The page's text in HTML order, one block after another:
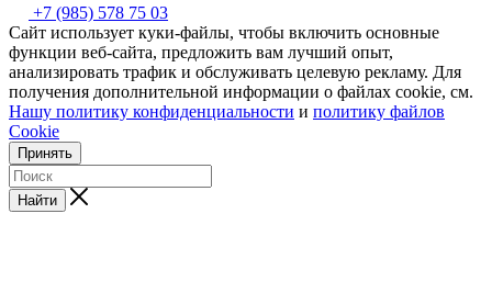
+7 (985) 578 75 03
Сайт использует куки-файлы, чтобы включить основные
функции веб-сайта, предложить вам лучший опыт,
анализировать трафик и обслуживать целевую рекламу. Для
получения дополнительной информации о файлах cookie, см.
Нашу политику конфиденциальности и политику файлов
Cookie
Принять
Найти